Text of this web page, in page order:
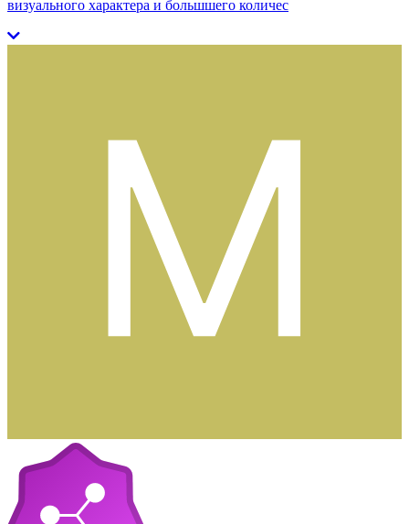
визуального характера и большшего количес